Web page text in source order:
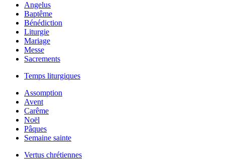
Angelus
Baptême
Bénédiction
Liturgie
Mariage
Messe
Sacrements
Temps liturgiques
Assomption
Avent
Carême
Noël
Pâques
Semaine sainte
Vertus chrétiennes